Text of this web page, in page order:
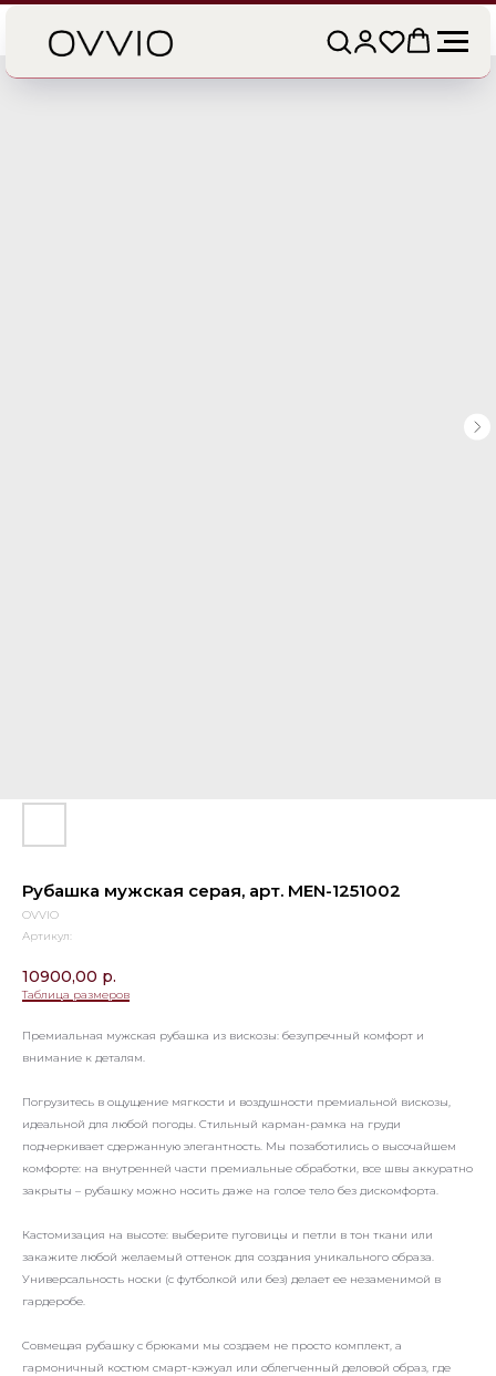
Рубашка мужская серая, арт. MEN-1251002
OVVIO
Артикул:
10900,00 р.
Таблица размеров
Премиальная мужская рубашка из вискозы: безупречный комфорт и
внимание к деталям.
Погрузитесь в ощущение мягкости и воздушности премиальной вискозы,
идеальной для любой погоды. Стильный карман-рамка на груди
подчеркивает сдержанную элегантность. Мы позаботились о высочайшем
комфорте: на внутренней части премиальные обработки, все швы аккуратно
закрыты – рубашку можно носить даже на голое тело без дискомфорта.
Кастомизация на высоте: выберите пуговицы и петли в тон ткани или
закажите любой желаемый оттенок для создания уникального образа.
Универсальность носки (с футболкой или без) делает ее незаменимой в
гардеробе.
Совмещая рубашку с брюками мы создаем не просто комплект, а
гармоничный костюм смарт-кэжуал или облегченный деловой образ, где